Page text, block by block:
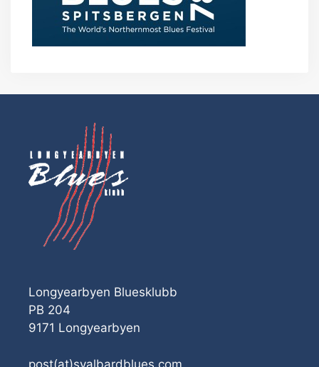
Longyearbyen Bluesklubb
PB 204
9171 Longyearbyen
post(at)svalbardblues.com